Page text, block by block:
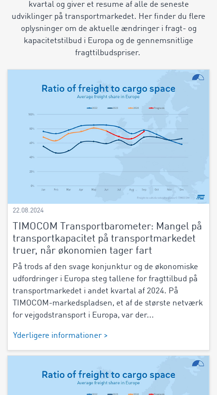
kvartal og giver et resume af alle de seneste
udviklinger på transportmarkedet. Her finder du flere
oplysninger om de aktuelle ændringer i fragt- og
kapacitetstilbud i Europa og de gennemsnitlige
fragttilbudspriser.
22.08.2024
TIMOCOM Transportbarometer: Mangel på
transportkapacitet på transportmarkedet
truer, når økonomien tager fart
På trods af den svage konjunktur og de økonomiske
udfordringer i Europa steg tallene for fragttilbud på
transportmarkedet i andet kvartal af 2024. På
TIMOCOM-markedspladsen, et af de største netværk
for vejgodstransport i Europa, var der...
Yderligere informationer >